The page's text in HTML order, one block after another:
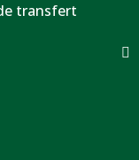
transfert